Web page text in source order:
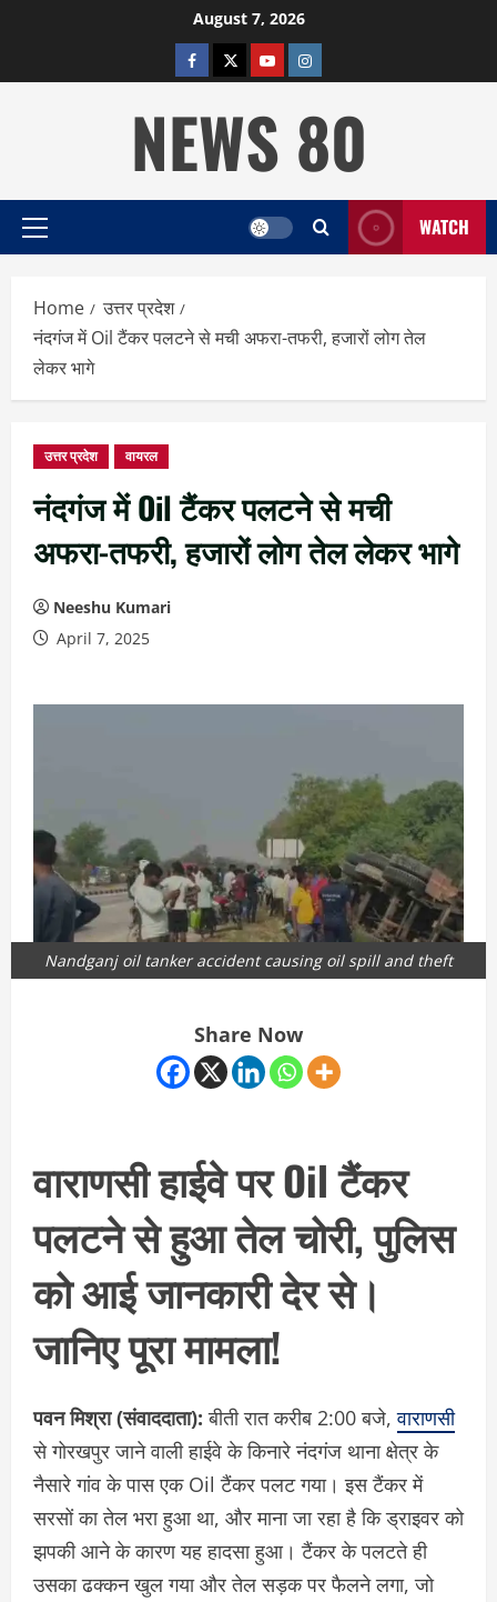
August 7, 2026
facebooktwitterYOUTUBE
instagram
NEWS 80
Primary
WATCH
Home
उत्तर प्रदेश
नंदगंज में Oil टैंकर पलटने से मची अफरा-तफरी, हजारों लोग तेल
लेकर भागे
उत्तर प्रदेश वायरल
नंदगंज में Oil टैंकर पलटने से मची
अफरा-तफरी, हजारों लोग तेल लेकर भागे
Neeshu Kumari
April 7, 2025
Nandganj oil tanker accident causing oil spill and theft
Share Now
वाराणसी हाईवे पर Oil टैंकर
पलटने से हुआ तेल चोरी, पुलिस
को आई जानकारी देर से।
जानिए पूरा मामला!
पवन मिश्रा (संवाददाता): बीती रात करीब 2:00 बजे,वाराणसी
से गोरखपुर जाने वाली हाईवे के किनारे नंदगंज थाना क्षेत्र के
नैसारे गांव के पास एक Oil टैंकर पलट गया। इस टैंकर में
सरसों का तेल भरा हुआ था, और माना जा रहा है कि ड्राइवर को
झपकी आने के कारण यह हादसा हुआ। टैंकर के पलटते ही
उसका ढक्कन खुल गया और तेल सड़क पर फैलने लगा, जो